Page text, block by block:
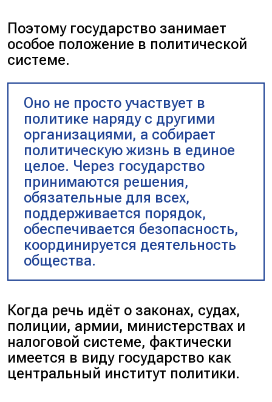
Поэтому государство занимает
особое положение в политической
системе.
Оно не просто участвует в
политике наряду с другими
организациями, а собирает
политическую жизнь в единое
целое. Через государство
принимаются решения,
обязательные для всех,
поддерживается порядок,
обеспечивается безопасность,
координируется деятельность
общества.
Когда речь идёт о законах, судах,
полиции, армии, министерствах и
налоговой системе, фактически
имеется в виду государство как
центральный институт политики.